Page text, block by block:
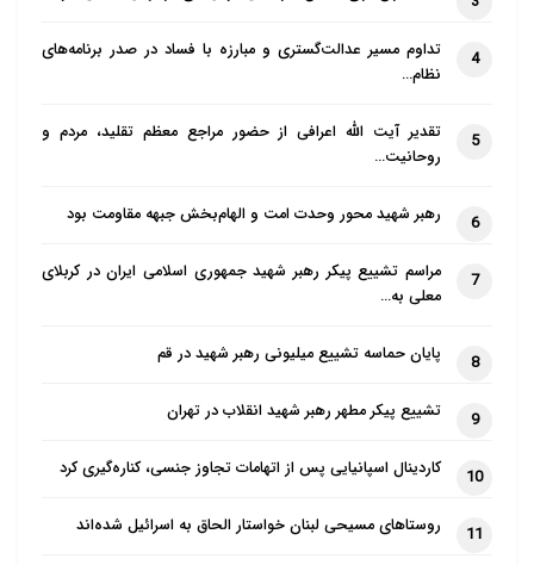
ساختار خانواده، و حتی نهادهای اجتماعی
یهودیان سنتی هستند، و جهانی نمادین بر
دینانش ارتباط می دهد و بین او و افراد
یهودی را می توان برای راحت تر فهمیدن به
در نوشتار حاضر، تنها به بُعد اول پرداخته
می شود که عبارت است از: مرحله ای که
می شوند و در مراحل مختلف حیات فرد
یهودی، از تولد کودک گرفته تا نقاط عطف
گوناگونی که او در آن ها شاهد تغییر نقش و
وضع خویش است، مثل ازدواج و تشکیل
4
تداوم مسیر عدالت‌گستری و مبارزه با فساد در صدر برنامه‌های
نظام…
5
تقدیر آیت الله اعرافی از حضور مراجع معظم تقلید، مردم و
روحانیت…
6 رهبر شهید محور وحدت امت و الهام‌بخش جبهه مقاومت بود
7
مراسم تشییع پیکر رهبر شهید جمهوری اسلامی ایران در کربلای
معلی به…
8 پایان حماسه تشییع میلیونی رهبر شهید در قم
9 تشییع پیکر مطهر رهبر شهید انقلاب در تهران
10 کاردینال اسپانیایی پس از اتهامات تجاوز جنسی، کناره‌گیری کرد
11 روستاهای مسیحی لبنان خواستار الحاق به اسرائیل شده‌اند